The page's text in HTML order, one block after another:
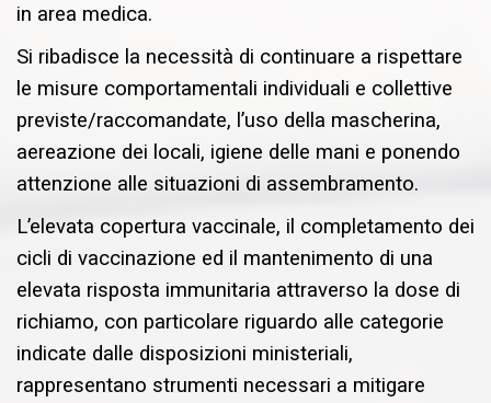
in area medica.
Si ribadisce la necessità di continuare a rispettare
le misure comportamentali individuali e collettive
previste/raccomandate, l’uso della mascherina,
aereazione dei locali, igiene delle mani e ponendo
attenzione alle situazioni di assembramento.
L’elevata copertura vaccinale, il completamento dei
cicli di vaccinazione ed il mantenimento di una
elevata risposta immunitaria attraverso la dose di
richiamo, con particolare riguardo alle categorie
indicate dalle disposizioni ministeriali,
rappresentano strumenti necessari a mitigare